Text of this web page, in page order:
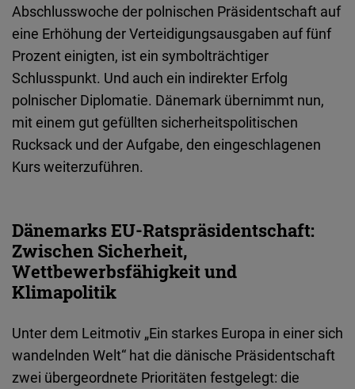
Abschlusswoche der polnischen Präsidentschaft auf
eine Erhöhung der Verteidigungsausgaben auf fünf
Prozent einigten, ist ein symbolträchtiger
Schlusspunkt. Und auch ein indirekter Erfolg
polnischer Diplomatie. Dänemark übernimmt nun,
mit einem gut gefüllten sicherheitspolitischen
Rucksack und der Aufgabe, den eingeschlagenen
Kurs weiterzuführen.
Dänemarks EU-Ratspräsidentschaft:
Zwischen Sicherheit,
Wettbewerbsfähigkeit und
Klimapolitik
Unter dem Leitmotiv „Ein starkes Europa in einer sich
wandelnden Welt“ hat die dänische Präsidentschaft
zwei übergeordnete Prioritäten festgelegt: die